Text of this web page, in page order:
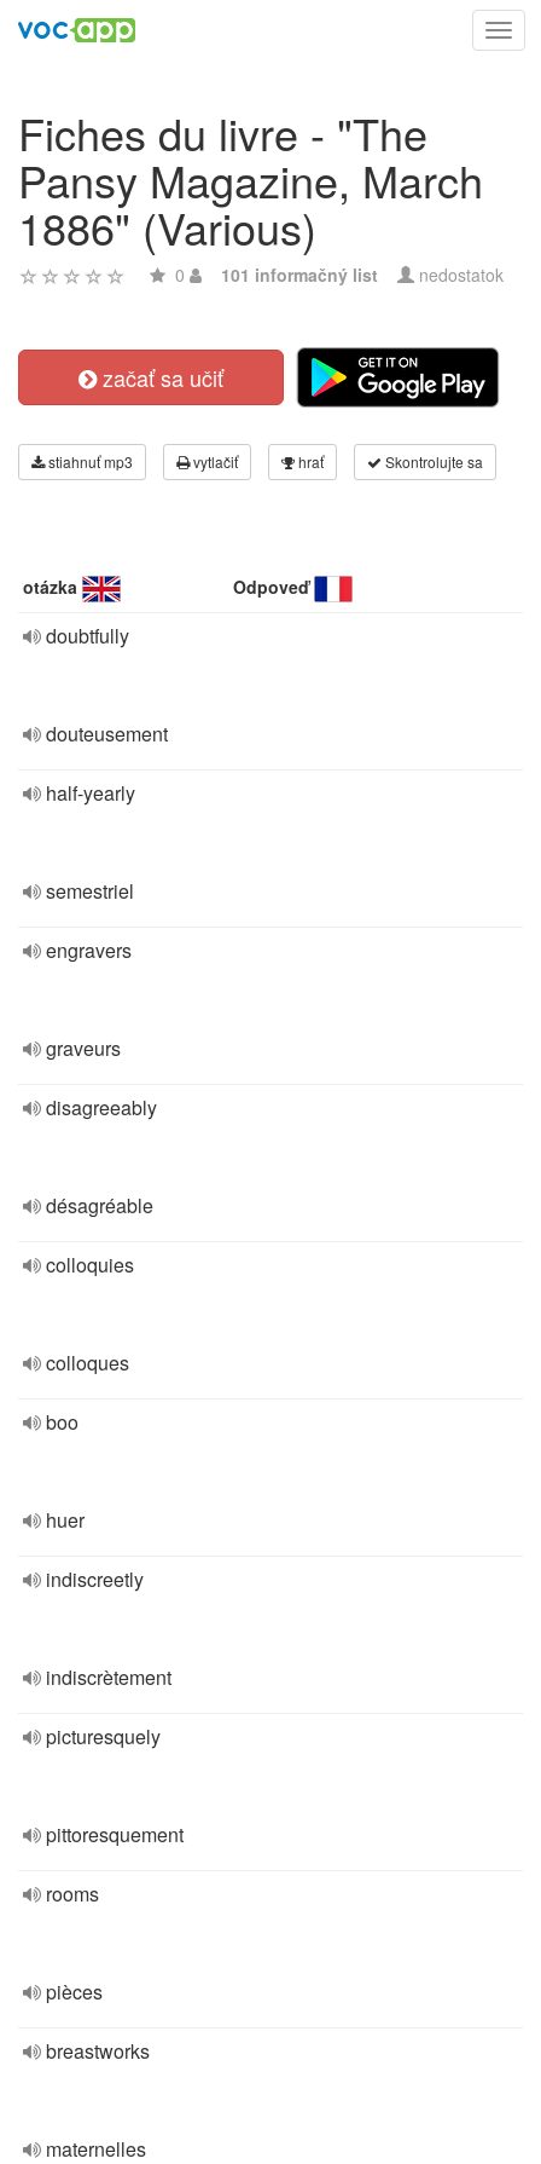
Fiches du livre - "The
Pansy Magazine, March
1886" (Various)
0 101 informačný list nedostatok
začať sa učiť
stiahnuť mp3 vytlačiť hrať Skontrolujte sa
otázka Odpoveď
doubtfully
douteusement
half-yearly
semestriel
engravers
graveurs
disagreeably
désagréable
colloquies
colloques
boo
huer
indiscreetly
indiscrètement
picturesquely
pittoresquement
rooms
pièces
breastworks
maternelles